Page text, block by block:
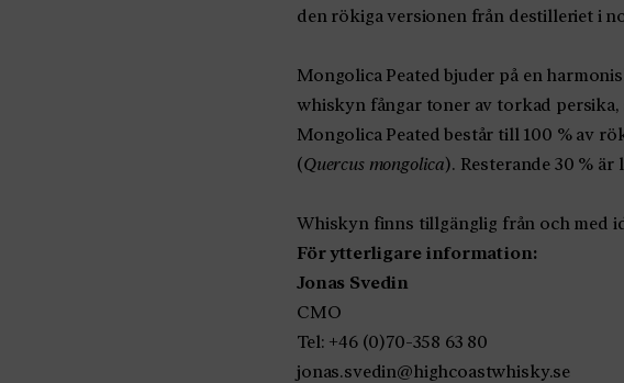
den rökiga versionen från destilleriet i
Mongolica Peated bjuder på en
whiskyn fångar toner av torkad
Mongolica Peated består till 100 % av
(Quercus mongolica). Resterande 30 %
Whiskyn finns tillgänglig från och med
För ytterligare information:
Jonas Svedin
CMO
Tel: +46 (0)70-358 63 80
jonas.svedin@highcoastwhisky.se